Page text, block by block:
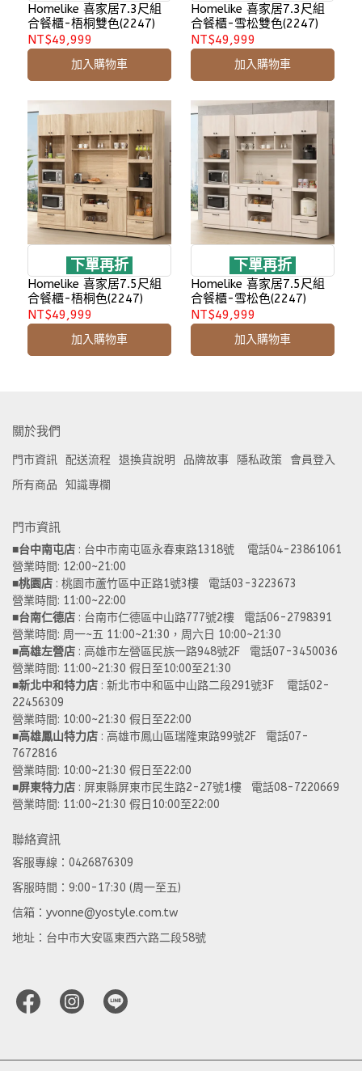
Homelike 喜家居7.3尺組
合餐櫃-梧桐雙色(2247)
NT$49,999
加入購物車
Homelike 喜家居7.3尺組
合餐櫃-雪松雙色(2247)
NT$49,999
加入購物車
下單再折
Homelike 喜家居7.5尺組
合餐櫃-梧桐色(2247)
NT$49,999
加入購物車
下單再折
Homelike 喜家居7.5尺組
合餐櫃-雪松色(2247)
NT$49,999
加入購物車
關於我們
門市資訊 配送流程 退換貨說明 品牌故事 隱私政策
會員登入
所有商品
知識專欄
門市資訊
■台中南屯店 : 台中市南屯區永春東路1318號    電話04-23861061
營業時間: 12:00~21:00
■桃園店 : 桃園市蘆竹區中正路1號3樓   電話03-3223673
營業時間: 11:00~22:00
■台南仁德店 : 台南市仁德區中山路777號2樓   電話06-2798391
營業時間: 周一~五 11:00~21:30，周六日 10:00~21:30
■高雄左營店 : 高雄市左營區民族一路948號2F   電話07-3450036
營業時間: 11:00~21:30 假日至10:00至21:30
■新北中和特力店 : 新北市中和區中山路二段291號3F    電話02-
22456309
營業時間: 10:00~21:30 假日至22:00
■高雄鳳山特力店 : 高雄市鳳山區瑞隆東路99號2F   電話07-
7672816
營業時間: 10:00~21:30 假日至22:00
■屏東特力店 : 屏東縣屏東市民生路2-27號1樓   電話08-7220669
營業時間: 11:00~21:30 假日10:00至22:00
聯絡資訊
客服專線：0426876309
客服時間：9:00-17:30 (周一至五)
信箱：yvonne@yostyle.com.tw
地址：台中市大安區東西六路二段58號